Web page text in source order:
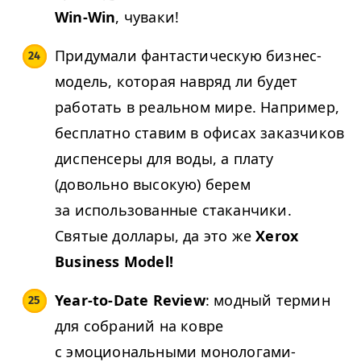
Win-Win, чуваки!
Придумали фантастическую бизнес-
модель, которая навряд ли будет
работать в реальном мире. Например,
бесплатно ставим в офисах заказчиков
диспенсеры для воды, а плату
(довольно высокую) берем
за использованные стаканчики.
Святые доллары, да это жеXerox
Business Model!
Year-to-Date Review: модный термин
для собраний на ковре
с эмоциональными монологами-